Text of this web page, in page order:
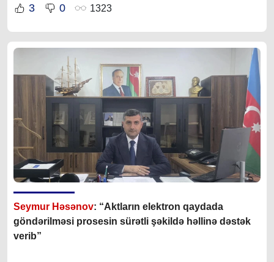
3 0 1323
Seymur Həsənov: “Aktların elektron qaydada
göndərilməsi prosesin sürətli şəkildə həllinə dəstək
verib”